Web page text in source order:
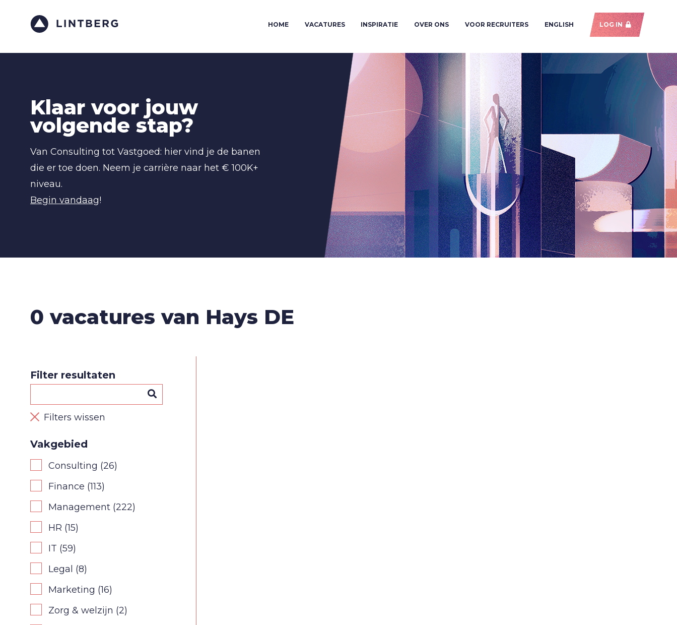
HOME VACATURES INSPIRATIE OVER ONS VOOR RECRUITERS ENGLISH LOG IN
Klaar voor jouw
volgende stap?
Van Consulting tot Vastgoed: hier vind je de banen
die er toe doen. Neem je carrière naar het € 100K+
niveau.
Begin vandaag!
0 vacatures van Hays DE
Filter resultaten
Filters wissen
Vakgebied
Consulting (26)
Finance (113)
Management (222)
HR (15)
IT (59)
Legal (8)
Marketing (16)
Zorg & welzijn (2)